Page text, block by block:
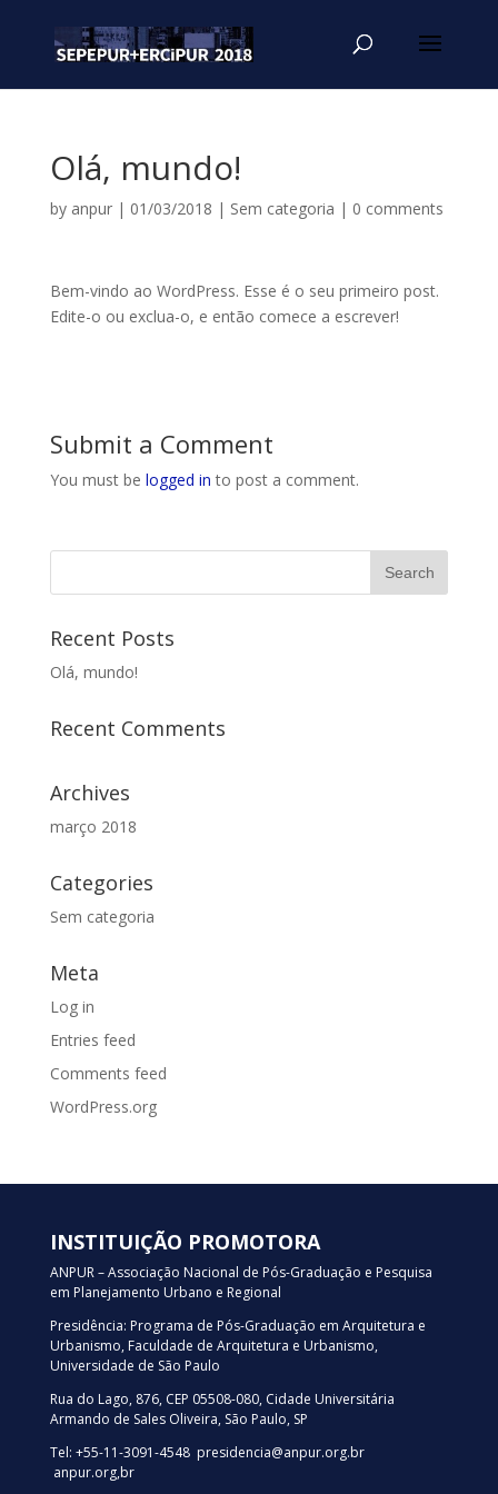
Olá, mundo!
by anpur| 01/03/2018 | Sem categoria | 0 comments
Bem-vindo ao WordPress. Esse é o seu primeiro post.
Edite-o ou exclua-o, e então comece a escrever!
Submit a Comment
You must be logged in to post a comment.
Recent Posts
Olá, mundo!
Recent Comments
Archives
março 2018
Categories
Sem categoria
Meta
Log in
Entries feed
Comments feed
WordPress.org
INSTITUIÇÃO PROMOTORA
ANPUR – Associação Nacional de Pós-Graduação e Pesquisa
em Planejamento Urbano e Regional
Presidência: Programa de Pós-Graduação em Arquitetura e
Urbanismo, Faculdade de Arquitetura e Urbanismo,
Universidade de São Paulo
Rua do Lago, 876, CEP 05508-080, Cidade Universitária
Armando de Sales Oliveira, São Paulo, SP
Tel: +55-11-3091-4548 presidencia@anpur.org.br
anpur.org,br